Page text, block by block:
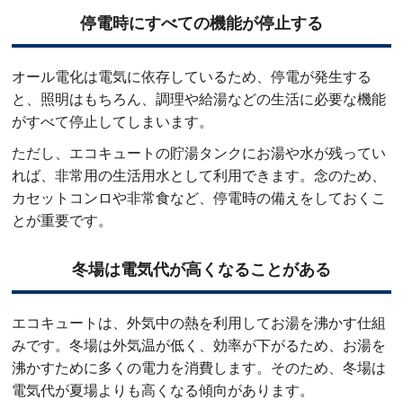
停電時にすべての機能が停止する
オール電化は電気に依存しているため、停電が発生する
と、照明はもちろん、調理や給湯などの生活に必要な機能
がすべて停止してしまいます。
ただし、エコキュートの貯湯タンクにお湯や水が残ってい
れば、非常用の生活用水として利用できます。念のため、
カセットコンロや非常食など、停電時の備えをしておくこ
とが重要です。
冬場は電気代が高くなることがある
エコキュートは、外気中の熱を利用してお湯を沸かす仕組
みです。冬場は外気温が低く、効率が下がるため、お湯を
沸かすために多くの電力を消費します。そのため、冬場は
電気代が夏場よりも高くなる傾向があります。